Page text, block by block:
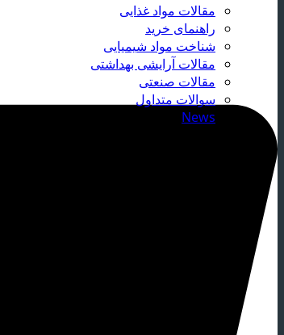
مقالات مواد غذایی
راهنمای خرید
شناخت مواد شیمیایی
مقالات آرایشی بهداشتی
مقالات صنعتی
سوالات متداول
News